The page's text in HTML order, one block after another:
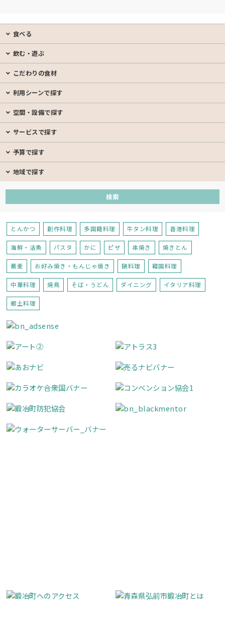
食べる
飲む・遊ぶ
こだわりの食材
利用シーンで探す
空間・設備で探す
サービスで探す
予算で探す
地域で探す
とんかつ 創作料理 多国籍料理 牛タン料理 香港料理
海鮮・活魚 パスタ かに ピザ 串焼き 焼きとん
蕎麦 お好み焼き・もんじゃ焼き 鍋料理 韓国料理
中華料理 焼鳥 そば・うどん ダイニング イタリア料理
郷土料理